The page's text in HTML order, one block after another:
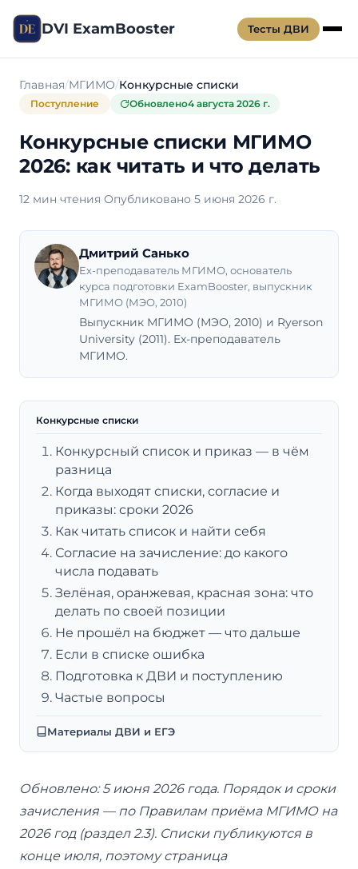
DVI ExamBooster Тесты ДВИ
Главная МГИМО Конкурсные списки
Поступление Обновлено4 августа 2026 г.
Конкурсные списки МГИМО
2026: как читать и что делать
12 мин чтения·Опубликовано 5 июня 2026 г.
Дмитрий Санько
Ex-преподаватель МГИМО, основатель
курса подготовки ExamBooster, выпускник
МГИМО (МЭО, 2010)
Выпускник МГИМО (МЭО, 2010) и Ryerson
University (2011). Ex-преподаватель
МГИМО.
Конкурсные списки
Конкурсный список и приказ — в чём
разница
Когда выходят списки, согласие и
приказы: сроки 2026
Как читать список и найти себя
Согласие на зачисление: до какого
числа подавать
Зелёная, оранжевая, красная зона: что
делать по своей позиции
Не прошёл на бюджет — что дальше
Если в списке ошибка
Подготовка к ДВИ и поступлению
Частые вопросы
Материалы ДВИ и ЕГЭ
Обновлено: 5 июня 2026 года. Порядок и сроки
зачисления — по Правилам приёма МГИМО на
2026 год (раздел 2.3). Списки публикуются в
конце июля, поэтому страница